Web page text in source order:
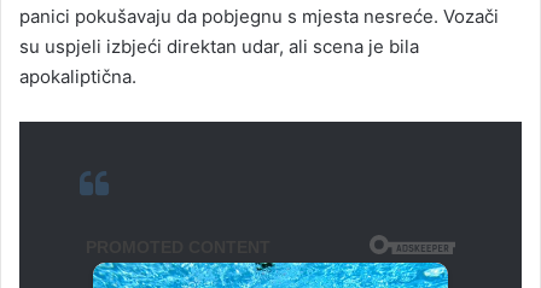
panici pokušavaju da pobjegnu s mjesta nesreće. Vozači
su uspjeli izbjeći direktan udar, ali scena je bila
apokaliptična.